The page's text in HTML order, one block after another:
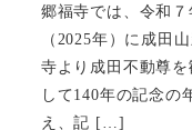
郷福寺では、令和７
（2025年）に成田
寺より成田不動尊を
して140年の記念の
え、記 […]